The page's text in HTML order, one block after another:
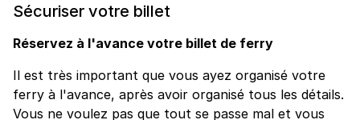
Sécuriser votre billet
Réservez à l'avance votre billet de ferry
Il est très important que vous ayez organisé votre
ferry à l'avance, après avoir organisé tous les détails.
Vous ne voulez pas que tout se passe mal et vous